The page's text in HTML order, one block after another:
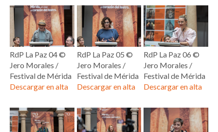
RdP La Paz 04 ©
Jero Morales /
Festival de Mérida
Descargar en alta
RdP La Paz 05 ©
Jero Morales /
Festival de Mérida
Descargar en alta
RdP La Paz 06 ©
Jero Morales /
Festival de Mérida
Descargar en alta